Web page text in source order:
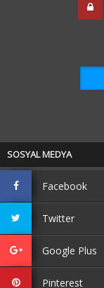
SOSYAL MEDYA
Facebook
Twitter
Google Plus
Pinterest